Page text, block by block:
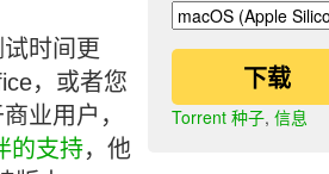
下载
Torrent 种子, 信息
时间更
，或者您
业用户，
的支持，他